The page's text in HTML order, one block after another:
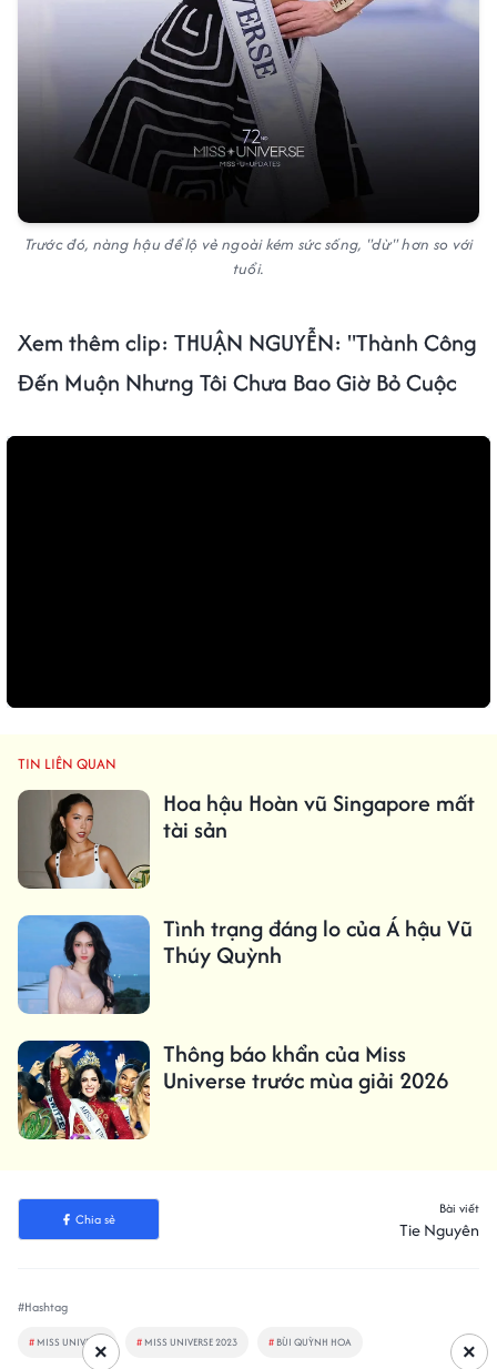
Trước đó, nàng hậu để lộ vẻ ngoài kém sức sống, "dừ" hơn so với
tuổi.
Xem thêm clip: THUẬN NGUYỄN: "Thành Công
Đến Muộn Nhưng Tôi Chưa Bao Giờ Bỏ Cuộc
TIN LIÊN QUAN
Hoa hậu Hoàn vũ Singapore mất
tài sản
Tình trạng đáng lo của Á hậu Vũ
Thúy Quỳnh
Thông báo khẩn của Miss
Universe trước mùa giải 2026
Chia sẻ
Bài viết
Tie Nguyên
#Hashtag
# MISS UNIVERSE # MISS UNIVERSE 2023 # BÙI QUỲNH HOA ×
×